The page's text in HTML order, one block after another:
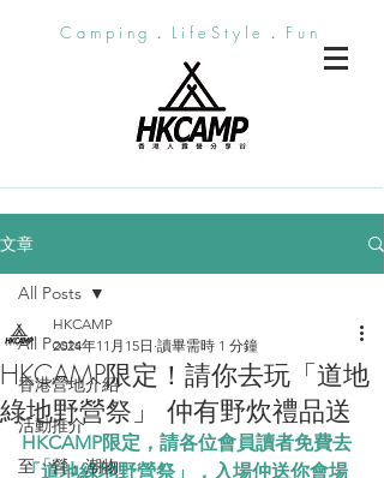
Camping．LifeStyle．Fun
文章
All Posts
香港營地介紹
活動推介
至「營」潮物
All Posts
HKCAMP限定！請你去玩「道地
綠地野營祭」 仲有野炊禮品送
HKCAMP
2024年11月15日 讀畢需時 1 分鐘
HKCAMP限定，請各位會員讀者免費去
「道地綠地野營祭」，入場仲送你會場